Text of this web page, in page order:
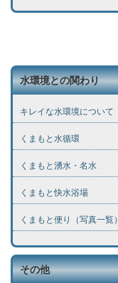
水環境との関わり
キレイな水環境について
くまもと水循環
くまもと湧水・名水
くまもと快水浴場
くまもと便り（写真一覧）
その他